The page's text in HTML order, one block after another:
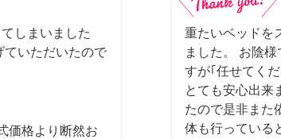
しまいました
ていただいたので
価格より断然お
重たいベッドを
ました。 お陰
すが｢任せてく
とても安心出来
たので是非また
体も行っている